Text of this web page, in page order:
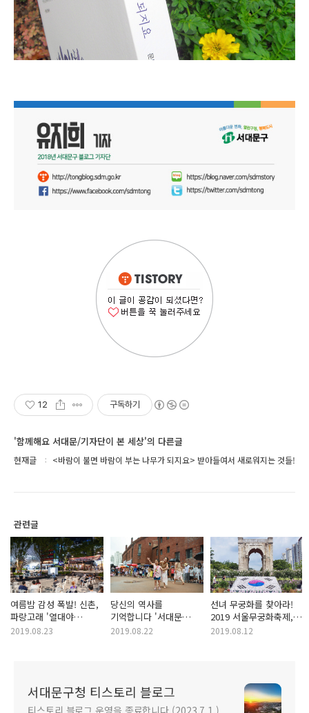
12 구독하기
'함께해요 서대문/기자단이 본 세상'의 다른글
현재글 <바람이 불면 바람이 부는 나무가 되지요> 받아들여서 새로워지는 것들!
관련글
여름밤 감성 폭발! 신촌,
파랑고래 '열대야
콘서트' 현장!
2019.08.23
당신의 역사를
기억합니다 '서대문
독립민주축제' 후기
2019.08.22
선녀 무궁화를 찾아라!
2019 서울무궁화축제,
서대문독립공원에서!
2019.08.12
서대문구청 티스토리 블로그
티스토리 블로그 운영을 종료합니다.(2023.7.1.)